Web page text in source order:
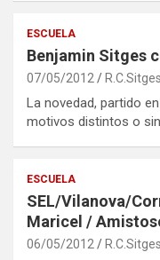
ESCUELA
Benjamin Sitges
07/05/2012 R.C.Sitges
La novedad, partido
motivos distintos o
ESCUELA
SEL/Vilanova/
Maricel /
06/05/2012 R.C.Sitges